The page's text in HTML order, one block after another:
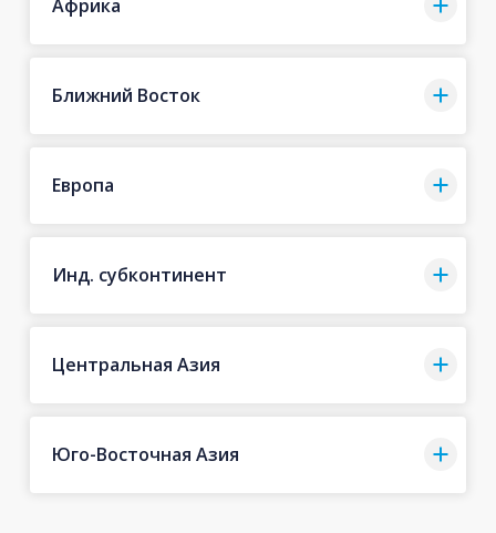
Африка
Ближний Восток
Европа
Инд. субконтинент
Центральная Азия
Юго-Восточная Азия